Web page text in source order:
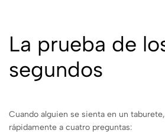
La prueba de
segundos
Cuando alguien se sienta en un
rápidamente a cuatro preguntas: